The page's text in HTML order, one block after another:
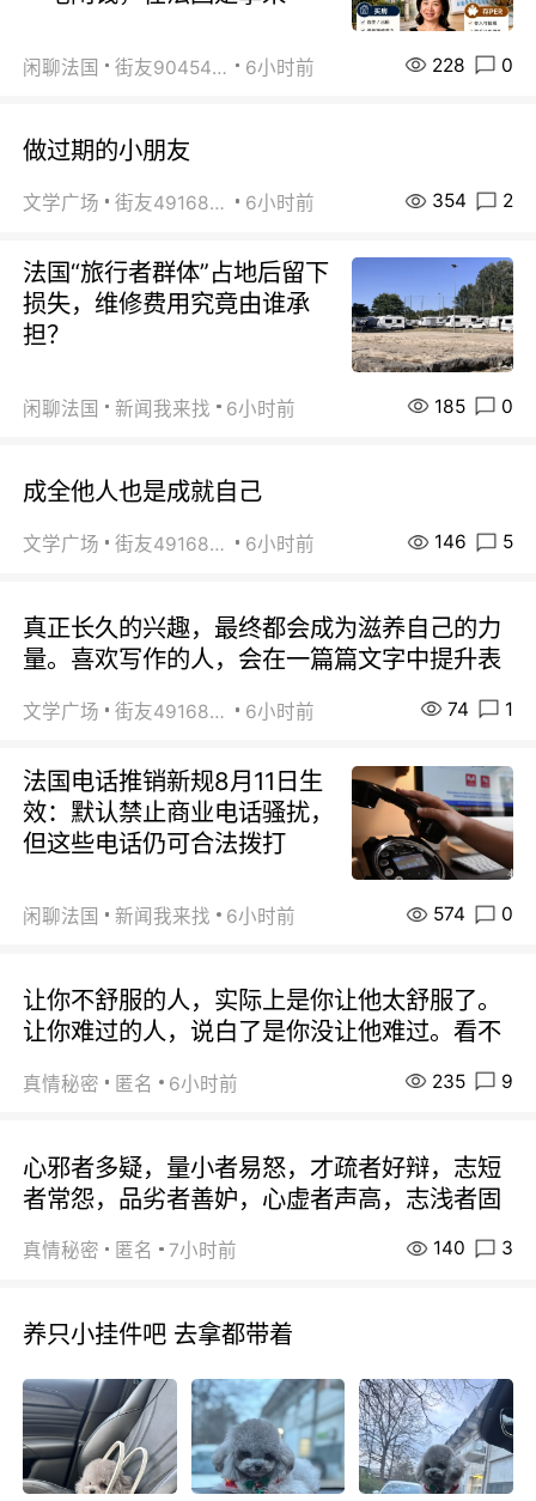
闲聊法国 街友90454511 6小时前 228 0
做过期的小朋友
文学广场 街友49168527 6小时前 354 2
法国“旅行者群体”占地后留下
损失，维修费用究竟由谁承
担？
闲聊法国 新闻我来找 6小时前 185 0
成全他人也是成就自己
文学广场 街友49168527 6小时前 146 5
真正长久的兴趣，最终都会成为滋养自己的力
量。喜欢写作的人，会在一篇篇文字中提升表
文学广场 街友49168527 6小时前 74 1
法国电话推销新规8月11日生
效：默认禁止商业电话骚扰，
但这些电话仍可合法拨打
闲聊法国 新闻我来找 6小时前 574 0
让你不舒服的人，实际上是你让他太舒服了。
让你难过的人，说白了是你没让他难过。看不
真情秘密 匿名 6小时前 235 9
心邪者多疑，量小者易怒，才疏者好辩，志短
者常怨，品劣者善妒，心虚者声高，志浅者固
真情秘密 匿名 7小时前 140 3
养只小挂件吧 去拿都带着